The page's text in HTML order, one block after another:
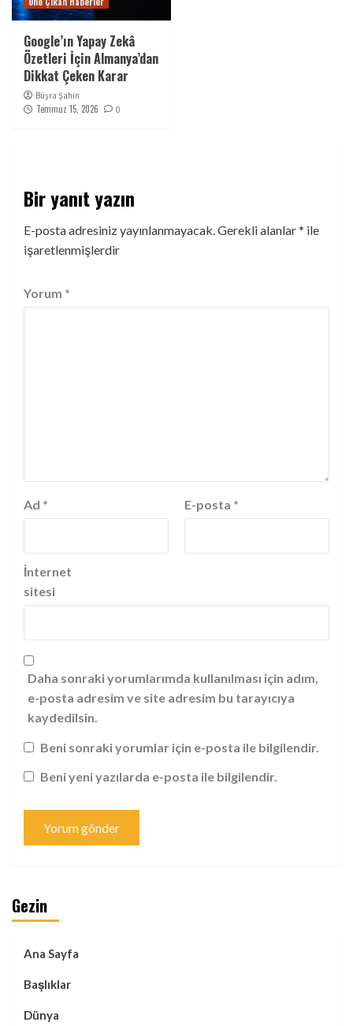
Google’ın Yapay Zekâ
Özetleri İçin Almanya’dan
Dikkat Çeken Karar
Büşra Şahin
Temmuz 15, 2026 0
Bir yanıt yazın
E-posta adresiniz yayınlanmayacak.Gerekli alanlar* ile
işaretlenmişlerdir
Yorum *
Ad * E-posta *
İnternet
sitesi
Daha sonraki yorumlarımda kullanılması için adım,
e-posta adresim ve site adresim bu tarayıcıya
kaydedilsin.
Beni sonraki yorumlar için e-posta ile bilgilendir.
Beni yeni yazılarda e-posta ile bilgilendir.
Gezin
Ana Sayfa
Başlıklar
Dünya